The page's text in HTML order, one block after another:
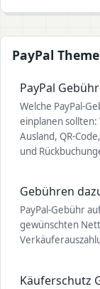
PayPal
PayPal
Welche PayPal-
einplanen
Ausland, QR-
und
Gebühren
PayPal-Gebühr
gewünschten
Käuferschutz